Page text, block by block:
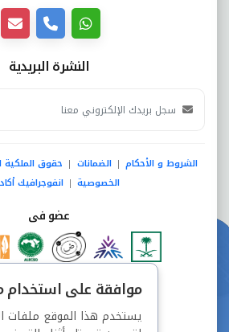
النشرة البريدية
الشروط و الأحكام | الضمانات | حقوق الملكية
الخصوصية | انفوجرافيك
عضو فى
دفع آمن من خلال
موافقة على استخدام